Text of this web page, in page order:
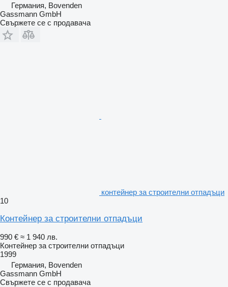
Германия, Bovenden
Gassmann GmbH
Свържете се с продавача
контейнер за строителни отпадъци
10
Контейнер за строителни отпадъци
990 € ≈ 1 940 лв.
Контейнер за строителни отпадъци
1999
Германия, Bovenden
Gassmann GmbH
Свържете се с продавача